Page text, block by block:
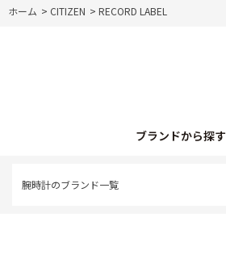
ホーム > CITIZEN > RECORD LABEL
ブランドから探す
腕時計のブランド一覧